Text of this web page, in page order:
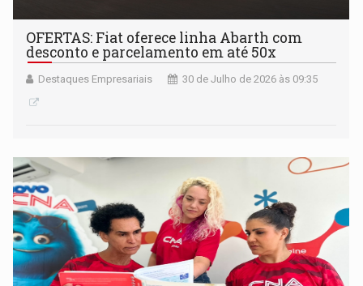
OFERTAS: Fiat oferece linha Abarth com
desconto e parcelamento em até 50x
Destaques Empresariais 30 de Julho de 2026 às 09:35